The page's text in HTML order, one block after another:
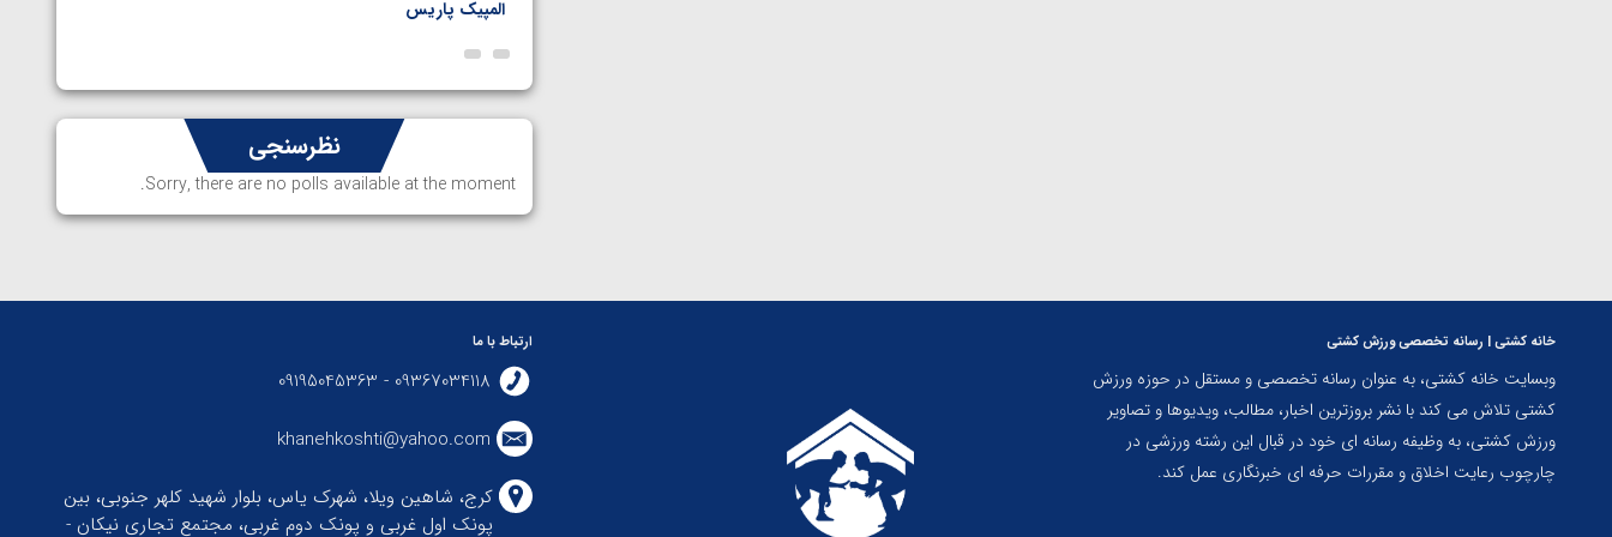
المپیک پاریس
نظرسنجی
Sorry, there are no polls available at the moment.
خانه کشتی | رسانه تخصصی ورزش کشتی
وبسایت خانه کشتی، به عنوان رسانه تخصصی و مستقل در حوزه ورزش
کشتی تلاش می کند با نشر بروزترین اخبار، مطالب، ویدیوها و تصاویر
ورزش کشتی، به وظیفه رسانه ای خود در قبال این رشته ورزشی در
چارچوب رعایت اخلاق و مقررات حرفه ای خبرنگاری عمل کند.
ارتباط با ما
09367034118 - 09195045363
khanehkoshti@yahoo.com
کرج، شاهین ویلا، شهرک یاس، بلوار شهید کلهر جنوبی، بین
پونک اول غربی و پونک دوم غربی، مجتمع تجاری نیکان -